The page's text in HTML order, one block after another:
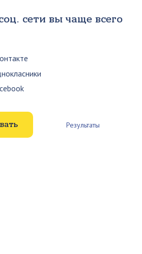
сети вы чаще всего
Результаты